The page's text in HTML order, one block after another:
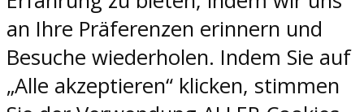
an Ihre Präferenzen erinnern und
Besuche wiederholen. Indem Sie auf
„Alle akzeptieren“ klicken, stimmen